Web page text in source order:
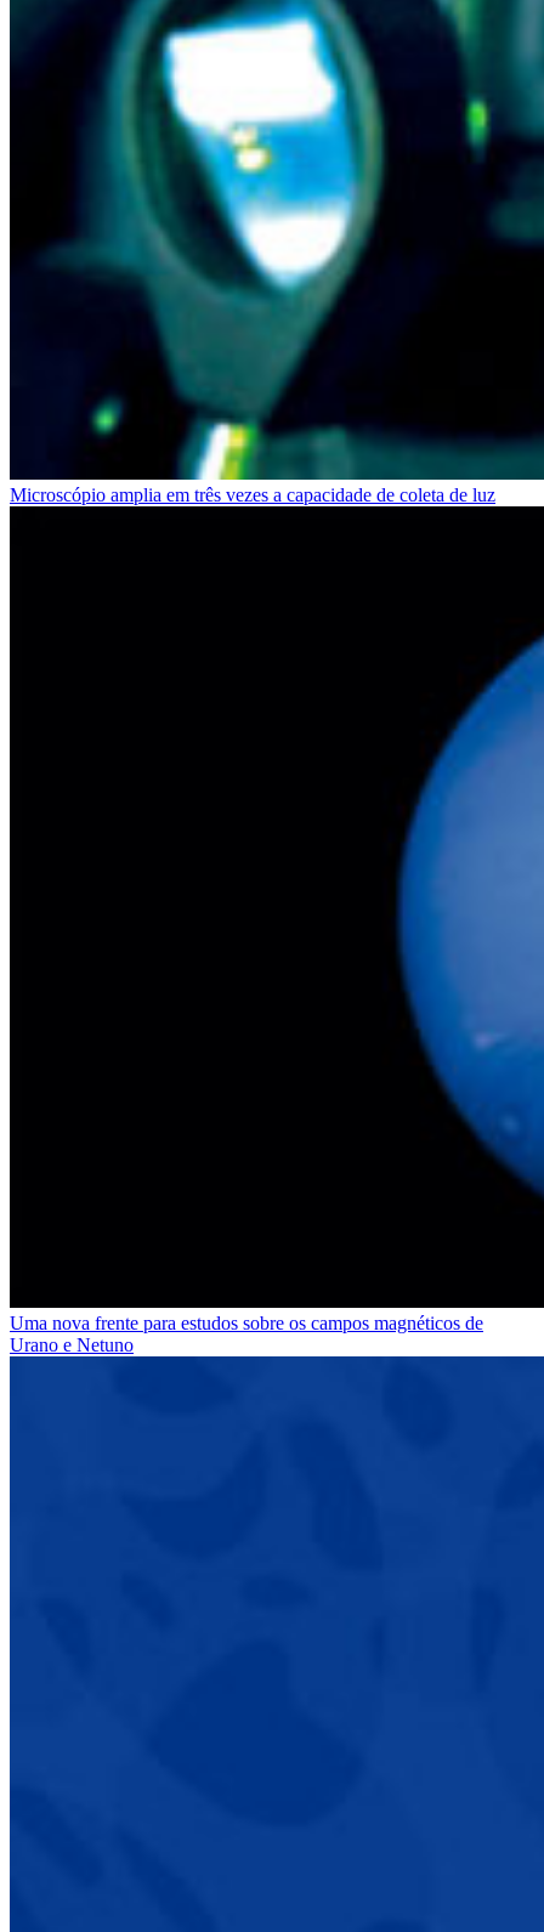
Microscópio amplia em três vezes a capacidade de coleta de luz
Uma nova frente para estudos sobre os campos magnéticos de
Urano e Netuno